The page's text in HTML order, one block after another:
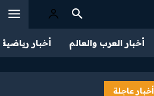
أخبار العرب والعالم أخبار رياضية
أخبار عاجلة